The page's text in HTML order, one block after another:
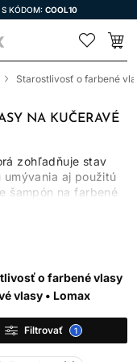
S KÓDOM: COOL10
Starostlivosť o farbené
NA KUČERAVÉ
zohľadňuje stav
aj použitú
šampón na farbené
šampón čistí,
úplne. Farba sa
žiarenia, vody aj
rutina však môže
vlasy hladšie a
o farbené vlasy
vlasy • Lomax
Filtrovať 1